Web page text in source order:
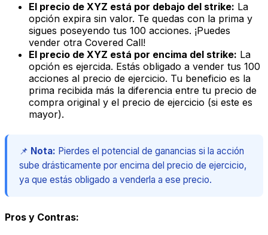
El precio de XYZ está por debajo del strike: La
opción expira sin valor. Te quedas con la prima y
sigues poseyendo tus 100 acciones. ¡Puedes
vender otra Covered Call!
El precio de XYZ está por encima del strike: La
opción es ejercida. Estás obligado a vender tus 100
acciones al precio de ejercicio. Tu beneficio es la
prima recibida más la diferencia entre tu precio de
compra original y el precio de ejercicio (si este es
mayor).
📌 Nota: Pierdes el potencial de ganancias si la acción
sube drásticamente por encima del precio de ejercicio,
ya que estás obligado a venderla a ese precio.
Pros y Contras: